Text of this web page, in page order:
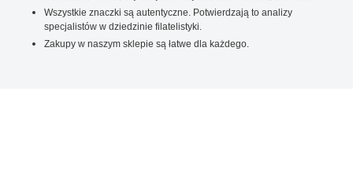
Wszystkie znaczki są autentyczne. Potwierdzają to analizy
specjalistów w dziedzinie filatelistyki.
Zakupy w naszym sklepie są łatwe dla każdego.